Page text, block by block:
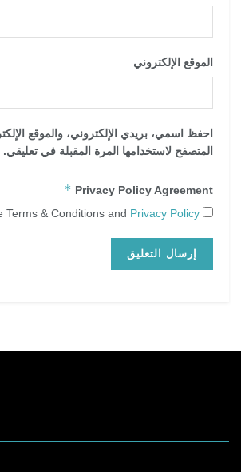
الموقع الإلكتروني
احفظ اسمي، بريدي الإلكتروني، والموقع
المتصفح لاستخدامها المرة المقبلة في تعليقي.
Privacy Policy Agreement
*
Privacy Policy